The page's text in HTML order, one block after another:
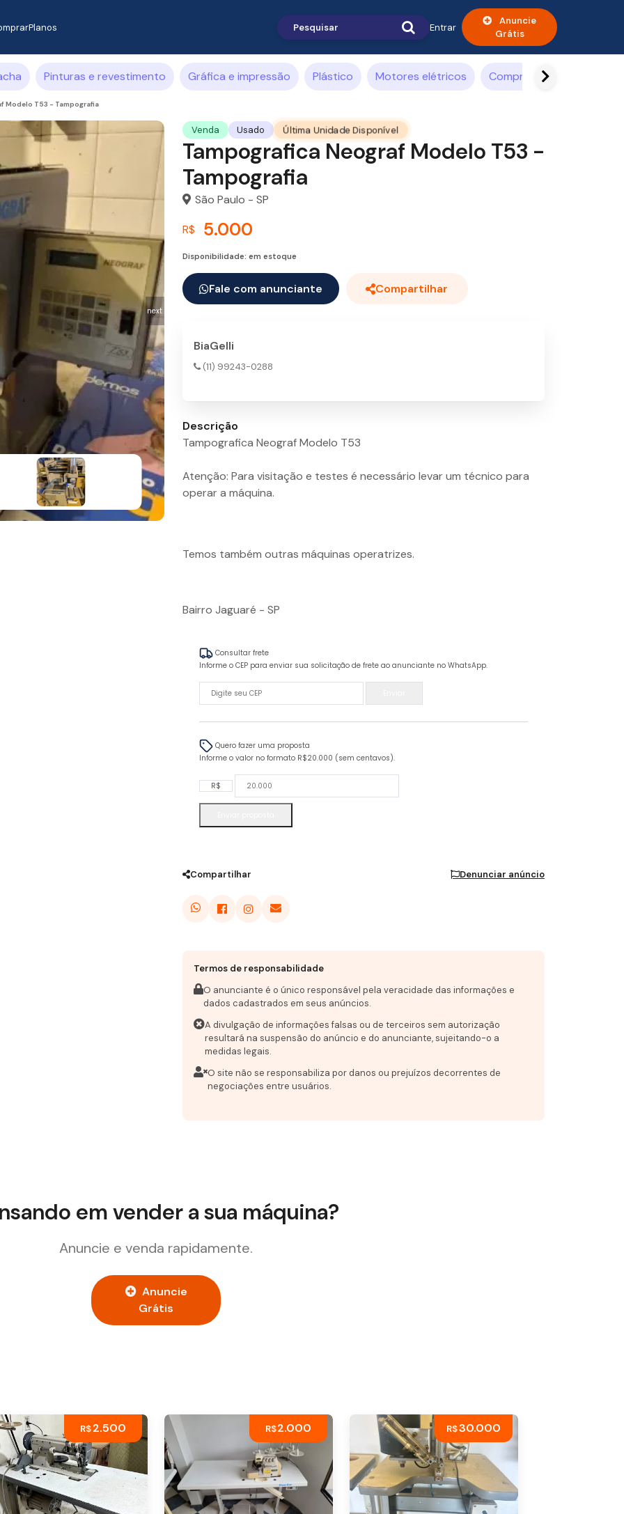
Planos Entrar
Anuncie
Grátis
Pinturas e revestimento Gráfica e impressão Plástico Motores elétricos Compressor de ar
Modelo T53 - Tampografia
next
Venda Usado Última Unidade Disponível
Tampografica Neograf Modelo T53 -
Tampografia
São Paulo - SP
R$ 5.000
Disponibilidade: em estoque
Fale com anunciante Compartilhar
BiaGelli
(11) 99243-0288
Descrição
Tampografica Neograf Modelo T53
Atenção: Para visitação e testes é necessário levar um técnico para
operar a máquina.
Temos também outras máquinas operatrizes.
Bairro Jaguaré - SP
Consultar frete
Informe o CEP para enviar sua solicitação de frete ao anunciante no WhatsApp.
Quero fazer uma proposta
Informe o valor no formato R$20.000 (sem centavos).
R$
Compartilhar Denunciar anúncio
Termos de responsabilidade
O anunciante é o único responsável pela veracidade das informações e
dados cadastrados em seus anúncios.
A divulgação de informações falsas ou de terceiros sem autorização
resultará na suspensão do anúncio e do anunciante, sujeitando-o a
medidas legais.
O site não se responsabiliza por danos ou prejuízos decorrentes de
negociações entre usuários.
em vender a sua máquina?
Anuncie e venda rapidamente.
Anuncie
Grátis
R$2.500 R$2.000 R$30.000